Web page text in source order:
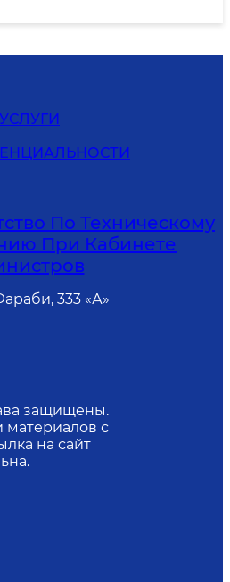
По Техническому
При Кабинете
333 «А»
защищены.
материалов с
на сайт